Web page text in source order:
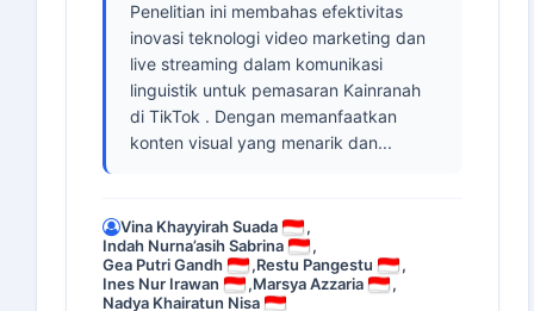
Penelitian ini membahas efektivitas
inovasi teknologi video marketing dan
live streaming dalam komunikasi
linguistik untuk pemasaran Kainranah
di TikTok . Dengan memanfaatkan
konten visual yang menarik dan...
Vina Khayyirah Suada
,
Indah Nurna’asih Sabrina
,
Gea Putri Gandh
,Restu Pangestu
,
Ines Nur Irawan
,Marsya Azzaria
,
Nadya Khairatun Nisa